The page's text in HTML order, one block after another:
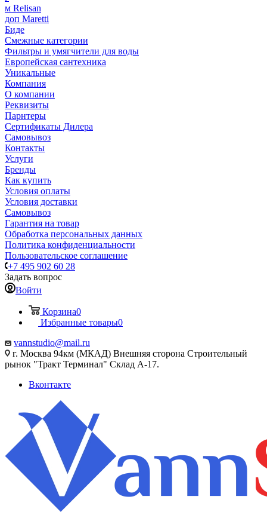
м Relisan
доп Maretti
Биде
Смежные категории
Фильтры и умягчители для воды
Европейская сантехника
Уникальные
Компания
О компании
Реквизиты
Парнтеры
Сертификаты Дилера
Самовывоз
Контакты
Услуги
Бренды
Как купить
Условия оплаты
Условия доставки
Самовывоз
Гарантия на товар
Обработка персональных данных
Политика конфиденциальности
Пользовательское соглашение
+7 495 902 60 28
Задать вопрос
Войти
Корзина0
Избранные товары0
vannstudio@mail.ru
г. Москва 94км (МКАД) Внешняя сторона Строительный
рынок "Тракт Терминал" Склад А-17.
Вконтакте